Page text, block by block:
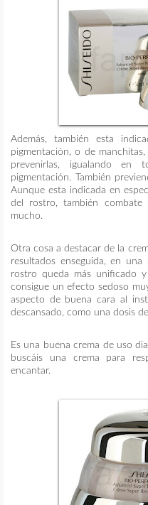
Además, también esta
pigmentación, o de
prevenirlas, igualando
pigmentación. También
Aunque esta indicada en
del rostro, también combate
mucho.
Otra cosa a destacar de la
resultados enseguida, en una
rostro queda más unificado
consigue un efecto sedoso
aspecto de buena cara al
descansado, como una dosis
Es una buena crema de uso
buscáis una crema para
encantar.